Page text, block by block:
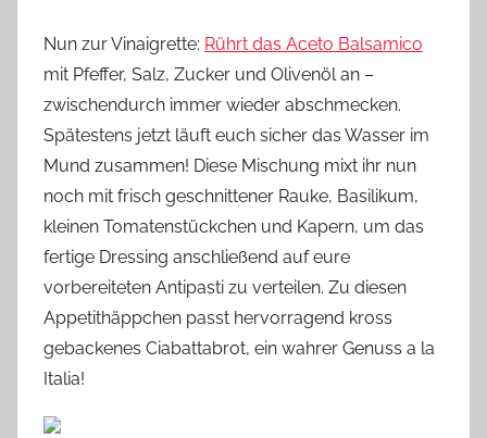
Nun zur Vinaigrette: Rührt das Aceto Balsamico
mit Pfeffer, Salz, Zucker und Olivenöl an –
zwischendurch immer wieder abschmecken.
Spätestens jetzt läuft euch sicher das Wasser im
Mund zusammen! Diese Mischung mixt ihr nun
noch mit frisch geschnittener Rauke, Basilikum,
kleinen Tomatenstückchen und Kapern, um das
fertige Dressing anschließend auf eure
vorbereiteten Antipasti zu verteilen. Zu diesen
Appetithäppchen passt hervorragend kross
gebackenes Ciabattabrot, ein wahrer Genuss a la
Italia!